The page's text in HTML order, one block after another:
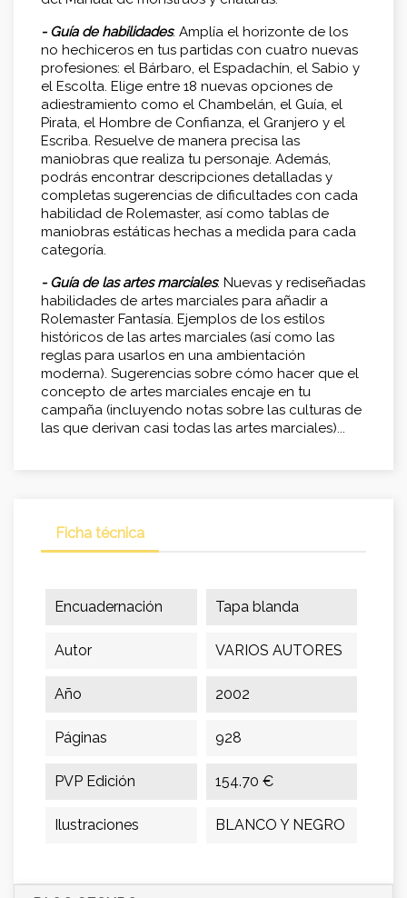
- Guía de habilidades: Amplía el horizonte de los
no hechiceros en tus partidas con cuatro nuevas
profesiones: el Bárbaro, el Espadachín, el Sabio y
el Escolta. Elige entre 18 nuevas opciones de
adiestramiento como el Chambelán, el Guía, el
Pirata, el Hombre de Confianza, el Granjero y el
Escriba. Resuelve de manera precisa las
maniobras que realiza tu personaje. Además,
podrás encontrar descripciones detalladas y
completas sugerencias de dificultades con cada
habilidad de Rolemaster, así como tablas de
maniobras estáticas hechas a medida para cada
categoría.
- Guía de las artes marciales: Nuevas y rediseñadas
habilidades de artes marciales para añadir a
Rolemaster Fantasía. Ejemplos de los estilos
históricos de las artes marciales (así como las
reglas para usarlos en una ambientación
moderna). Sugerencias sobre cómo hacer que el
concepto de artes marciales encaje en tu
campaña (incluyendo notas sobre las culturas de
las que derivan casi todas las artes marciales)...
Ficha técnica
Encuadernación Tapa blanda
Autor VARIOS AUTORES
Año 2002
Páginas 928
PVP Edición 154.70 €
Ilustraciones BLANCO Y NEGRO